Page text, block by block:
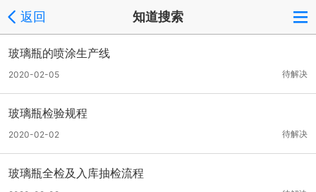
返回 知道搜索
玻璃瓶的喷涂生产线
待解决
2020-02-05
玻璃瓶检验规程
待解决
2020-02-02
玻璃瓶全检及入库抽检流程